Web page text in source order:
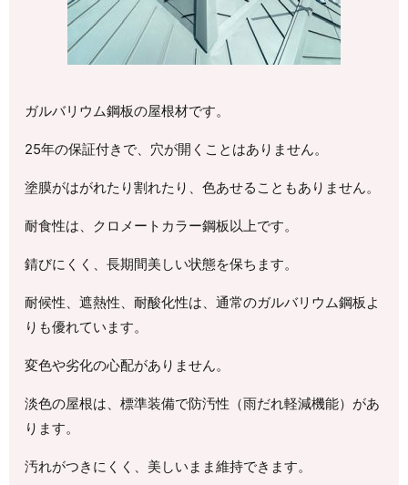
ガルバリウム鋼板の屋根材です。
25年の保証付きで、穴が開くことはありません。
塗膜がはがれたり割れたり、色あせることもありません。
耐食性は、クロメートカラー鋼板以上です。
錆びにくく、長期間美しい状態を保ちます。
耐候性、遮熱性、耐酸化性は、通常のガルバリウム鋼板よ
りも優れています。
変色や劣化の心配がありません。
淡色の屋根は、標準装備で防汚性（雨だれ軽減機能）があ
ります。
汚れがつきにくく、美しいまま維持できます。